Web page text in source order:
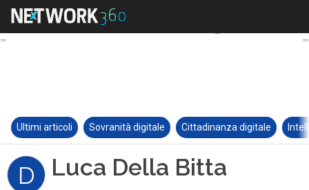
Ultimi articoli Sovranità digitale Cittadinanza digitale
D Luca Della Bitta